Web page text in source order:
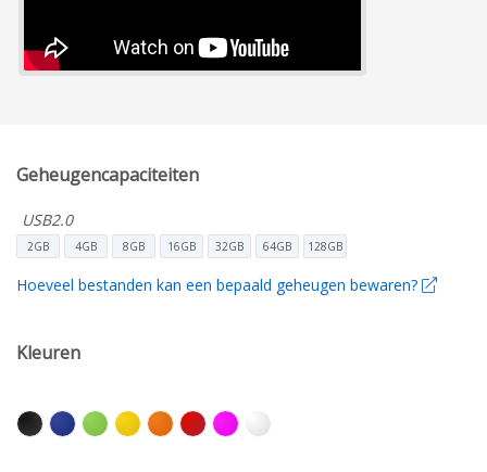
Geheugencapaciteiten
USB2.0
2GB 4GB 8GB 16GB 32GB 64GB 128GB
Hoeveel bestanden kan een bepaald geheugen bewaren?
Kleuren